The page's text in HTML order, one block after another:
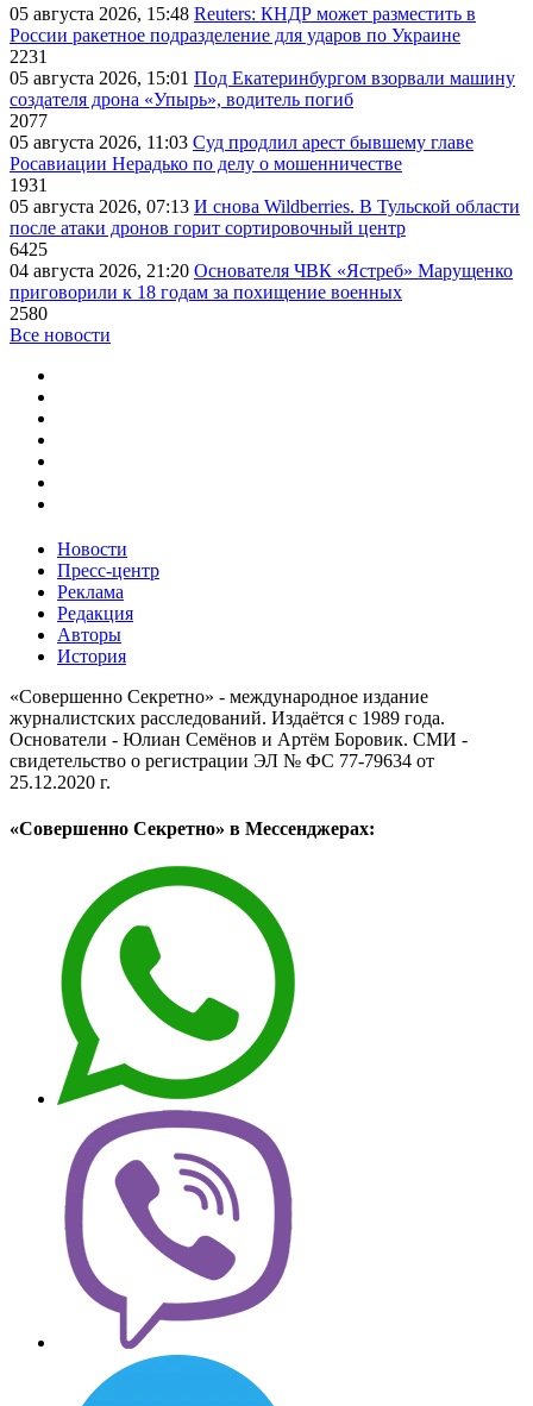
05 августа 2026, 15:48 Reuters: КНДР может разместить в
России ракетное подразделение для ударов по Украине
2231
05 августа 2026, 15:01 Под Екатеринбургом взорвали машину
создателя дрона «Упырь», водитель погиб
2077
05 августа 2026, 11:03 Суд продлил арест бывшему главе
Росавиации Нерадько по делу о мошенничестве
1931
05 августа 2026, 07:13 И снова Wildberries. В Тульской области
после атаки дронов горит сортировочный центр
6425
04 августа 2026, 21:20 Основателя ЧВК «Ястреб» Марущенко
приговорили к 18 годам за похищение военных
2580
Все новости
Новости
Пресс-центр
Реклама
Редакция
Авторы
История
«Совершенно Секретно» - международное издание
журналистских расследований. Издаётся с 1989 года.
Основатели - Юлиан Семёнов и Артём Боровик. CМИ -
свидетельство о регистрации ЭЛ № ФС 77-79634 от
25.12.2020 г.
«Совершенно Секретно» в Мессенджерах: